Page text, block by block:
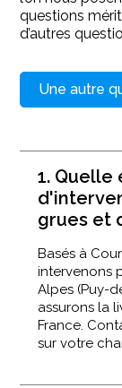
questions
d’autres
Une autre
1. Quelle
grues et
Basés à
intervenons
Alpes (Puy-
assurons la
France.
sur votre